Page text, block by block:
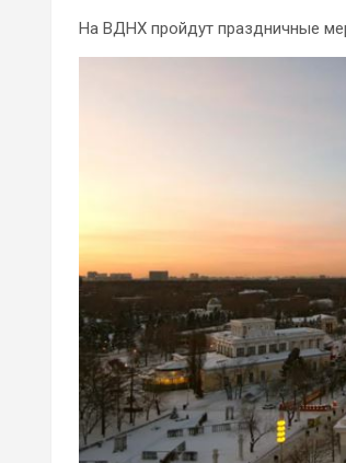
На ВДНХ пройдут праздничные